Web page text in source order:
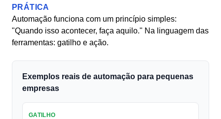
PRÁTICA
Automação funciona com um princípio simples:
"Quando isso acontecer, faça aquilo." Na linguagem das
ferramentas: gatilho e ação.
Exemplos reais de automação para pequenas
empresas
GATILHO